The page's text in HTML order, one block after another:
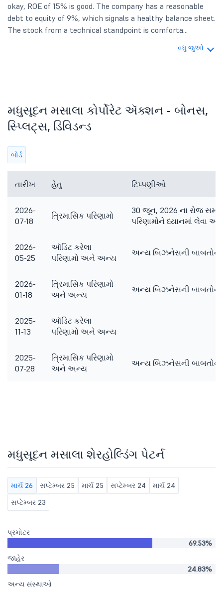
okay, ROE of 15% is good. The company has a reasonable
debt to equity of 9%, which signals a healthy balance sheet.
The stock from a technical standpoint is comforta...
વધુ જુઓ
મધુસૂદન મસાલા કોર્પોરેટ ઍક્શન - બોનસ,
સ્પ્લિટ્સ, ડિવિડન્ડ
બોર્ડ
તારીખ હેતુ ટિપ્પણીઓ
2026-
07-18
ત્રિમાસિક પરિણામો
30 જૂન, 2026 ના રોજ
પરિણામોને ધ્યાનમાં લેવા
2026-
05-25
ઑડિટ કરેલા
પરિણામો અને અન્ય
અન્ય બિઝનેસની બાબતોને
2026-
01-18
ત્રિમાસિક પરિણામો
અને અન્ય
અન્ય બિઝનેસની બાબતોને
2025-
11-13
ઑડિટ કરેલા
પરિણામો અને અન્ય
2025-
07-28
ત્રિમાસિક પરિણામો
અને અન્ય
અન્ય બિઝનેસની બાબતોને
મધુસૂદન મસાલા શેરહોલ્ડિંગ પેટર્ન
માર્ચ 26 સપ્ટેમ્બર 25 માર્ચ 25 સપ્ટેમ્બર 24
માર્ચ 24
સપ્ટેમ્બર 23
પ્રમોટર
69.53%
જાહેર
24.83%
અન્ય સંસ્થાઓ